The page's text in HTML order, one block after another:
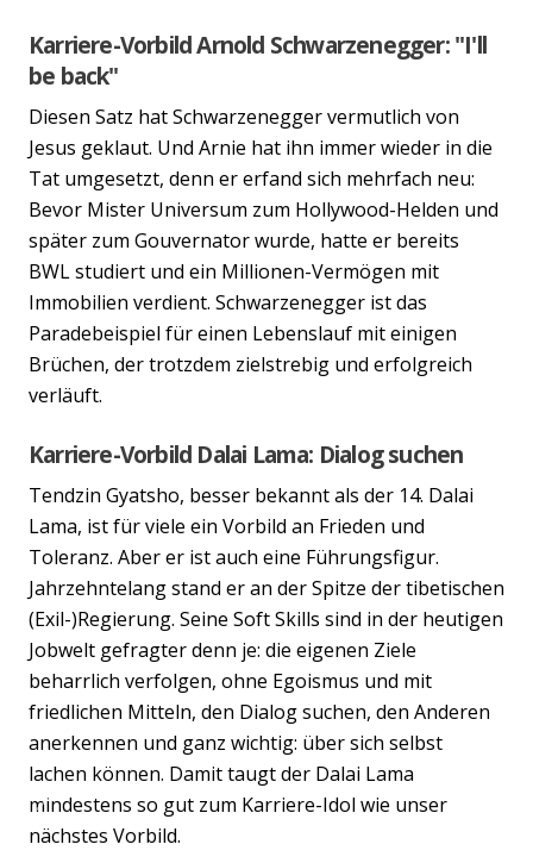
Previous
Karriere-Vorbild Arnold Schwarzenegger: "I'll
be back"
Diesen Satz hat Schwarzenegger vermutlich von
Jesus geklaut. Und Arnie hat ihn immer wieder in die
Tat umgesetzt, denn er erfand sich mehrfach neu:
Bevor Mister Universum zum Hollywood-Helden und
später zum Gouvernator wurde, hatte er bereits
BWL studiert und ein Millionen-Vermögen mit
Immobilien verdient. Schwarzenegger ist das
Paradebeispiel für einen Lebenslauf mit einigen
Brüchen, der trotzdem zielstrebig und erfolgreich
verläuft.
Karriere-Vorbild Dalai Lama: Dialog suchen
Tendzin Gyatsho, besser bekannt als der 14. Dalai
Lama, ist für viele ein Vorbild an Frieden und
Toleranz. Aber er ist auch eine Führungsfigur.
Jahrzehntelang stand er an der Spitze der tibetischen
(Exil-)Regierung. Seine Soft Skills sind in der heutigen
Jobwelt gefragter denn je: die eigenen Ziele
beharrlich verfolgen, ohne Egoismus und mit
friedlichen Mitteln, den Dialog suchen, den Anderen
anerkennen und ganz wichtig: über sich selbst
lachen können. Damit taugt der Dalai Lama
mindestens so gut zum Karriere-Idol wie unser
nächstes Vorbild.